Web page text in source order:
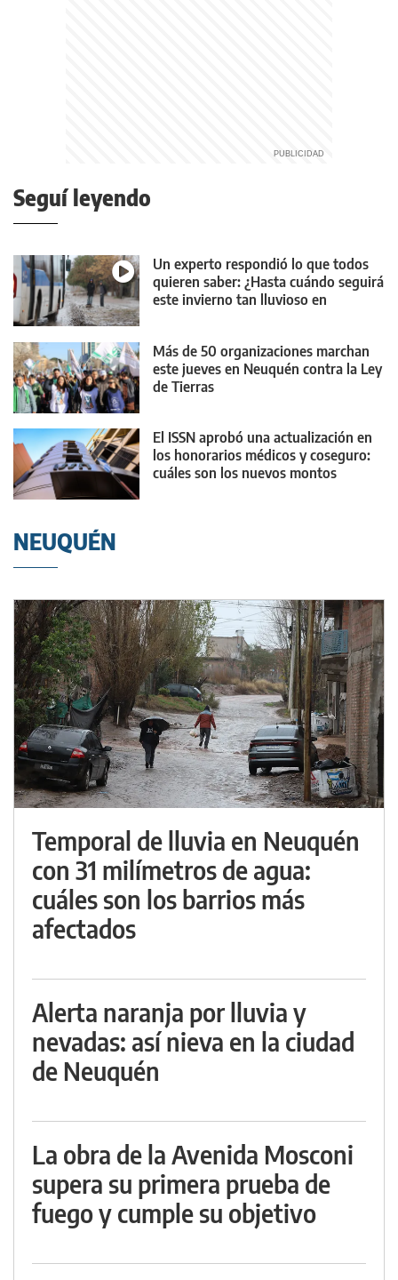
Seguí leyendo
Un experto respondió lo que todos
quieren saber: ¿Hasta cuándo seguirá
este invierno tan lluvioso en
Más de 50 organizaciones marchan
este jueves en Neuquén contra la Ley
de Tierras
El ISSN aprobó una actualización en
los honorarios médicos y coseguro:
cuáles son los nuevos montos
NEUQUÉN
Temporal de lluvia en Neuquén
con 31 milímetros de agua:
cuáles son los barrios más
afectados
Alerta naranja por lluvia y
nevadas: así nieva en la ciudad
de Neuquén
La obra de la Avenida Mosconi
supera su primera prueba de
fuego y cumple su objetivo